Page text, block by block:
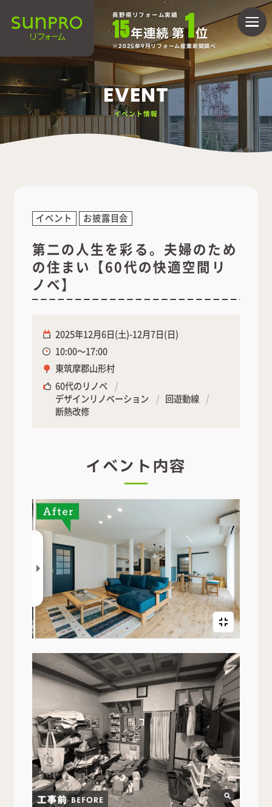
長野県リフォーム実績
15年連続 第1位
2025年9月リフォーム産業新聞調べ
EVENT
イベント情報
イベント お披露目会
第二の人生を彩る。夫婦のため
の住まい【60代の快適空間リ
ノベ】
2025年12月6日(土)-12月7日(日)
10:00～17:00
東筑摩郡山形村
60代のリノベ
デザインリノベーション
回遊動線
断熱改修
イベント内容